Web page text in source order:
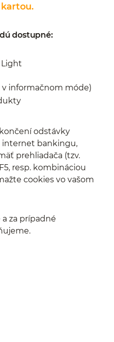
dostupné:
Light
informačnom móde)
odstávky
internet bankingu,
prehliadača (tzv.
resp. kombináciou
cookies vo vašom
za prípadné